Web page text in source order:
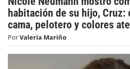
habitación de su hijo, Cruz:
cama, pelotero y colores
PorValeria Mariño